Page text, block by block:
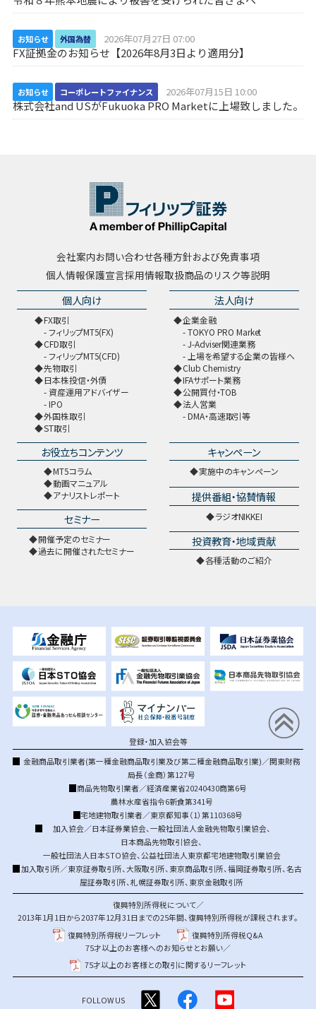
お知らせ 外国為替 2026年07月27日 07:00
FX証拠金のお知らせ【2026年8月3日より適用分】
お知らせ コーポレートファイナンス 2026年07月15日 10:00
株式会社and USがFukuoka PRO Marketに上場致しました。
会社案内お問い合わせ各種方針および免責事項
個人情報保護宣言採用情報取扱商品のリスク等説明
個人向け
FX取引
フィリップMT5(FX)
CFD取引
フィリップMT5(CFD)
先物取引
日本株投信・外債
資産運用アドバイザー
IPO
外国株取引
ST取引
法人向け
企業金融
TOKYO PRO Market
J-Adviser関連業務
上場を希望する企業の皆様へ
Club Chemistry
IFAサポート業務
公開買付・TOB
法人営業
DMA・高速取引等
お役立ちコンテンツ
MT5コラム
動画マニュアル
アナリストレポート
セミナー
開催予定のセミナー
過去に開催されたセミナー
キャンペーン
実施中のキャンペーン
提供番組・協賛情報
ラジオNIKKEI
投資教育・地域貢献
各種活動のご紹介
登録・加入協会等
金融商品取引業者(第一種金融商品取引業及び第二種金融商品取引業)／関東財務
局長（金商）第127号
商品先物取引業者／経済産業省20240430商第6号
農林水産省指令6新食第341号
宅地建物取引業者／東京都知事（1）第110368号
加入協会／日本証券業協会、 一般社団法人金融先物取引業協会、
日本商品先物取引協会、
一般社団法人日本STO協会、 公益社団法人東京都宅地建物取引業協会
加入取引所／東京証券取引所、大阪取引所、 東京商品取引所、福岡証券取引所、名古
屋証券取引所、札幌証券取引所、 東京金融取引所
復興特別所得税について／
2013年1月1日から2037年12月31日までの25年間、復興特別所得税が課税されます。
復興特別所得税リーフレット
復興特別所得税Q&A
75才以上のお客様へのお知らせとお願い／
75才以上のお客様との取引に関するリーフレット
FOLLOW US